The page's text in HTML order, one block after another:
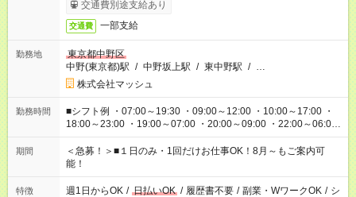
交通費別途支給あり
交通費 一部支給
勤務地
東京都中野区
中野(東京都)駅 / 中野坂上駅 / 東中野駅 / …
株式会社マッシュ
勤務時間
■シフト例 ・07:00～19:30 ・09:00～12:00 ・10:00～17:00 ・
18:00～23:00 ・19:00～07:00 ・20:00～09:00 ・22:00～06:00
etc ★最短で3時間で5,120円のお仕事から 15時間で2万円近く稼
げるお仕事も！ ご希望のお時間に合わせてご紹介！ ※シフトは
現場によって異なります。 ※勿論、休憩時間はあるのでご安心
ください！
期間
＜急募！＞■１日のみ・1回だけお仕事OK！8月～もご案内可
能！
特徴 週1日からOK / 日払いOK / 履歴書不要 / 副業・WワークOK / シ